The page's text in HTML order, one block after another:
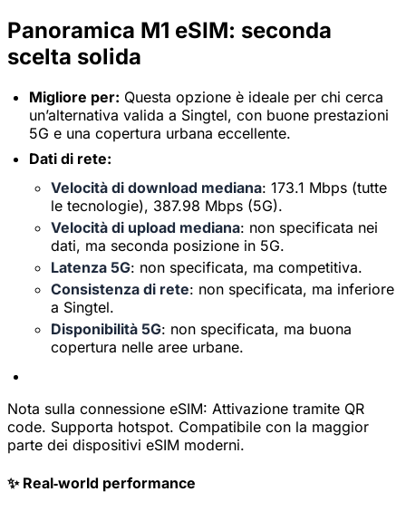
Panoramica M1 eSIM: seconda
scelta solida
Migliore per: Questa opzione è ideale per chi cerca
un’alternativa valida a Singtel, con buone prestazioni
5G e una copertura urbana eccellente.
Dati di rete:
Velocità di download mediana: 173.1 Mbps (tutte
le tecnologie), 387.98 Mbps (5G).
Velocità di upload mediana: non specificata nei
dati, ma seconda posizione in 5G.
Latenza 5G: non specificata, ma competitiva.
Consistenza di rete: non specificata, ma inferiore
a Singtel.
Disponibilità 5G: non specificata, ma buona
copertura nelle aree urbane.
Nota sulla connessione eSIM: Attivazione tramite QR
code. Supporta hotspot. Compatibile con la maggior
parte dei dispositivi eSIM moderni.
✨ Real‑world performance